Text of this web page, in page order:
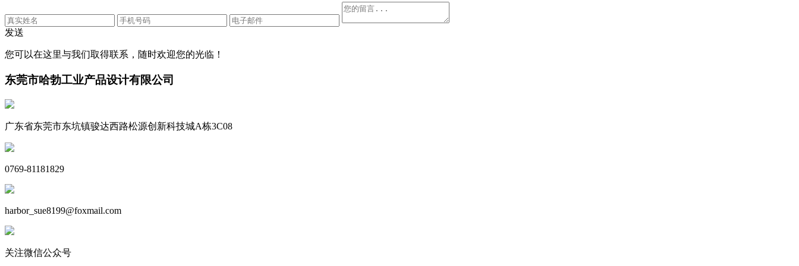
发送
您可以在这里与我们取得联系，随时欢迎您的光临！
东莞市哈勃工业产品设计有限公司
广东省东莞市东坑镇骏达西路松源创新科技城A栋3C08
0769-81181829
harbor_sue8199@foxmail.com
关注微信公众号